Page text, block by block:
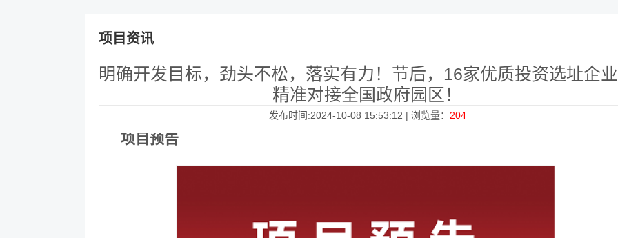
项目资讯
明确开发目标，劲头不松，落实有力！节后，16家优质投资选址企
精准对接全国政府园区！
发布时间:2024-10-08 15:53:12 | 浏览量： 204
项目预告